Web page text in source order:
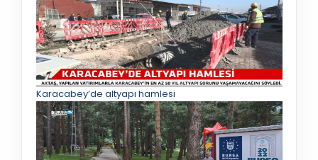
Karacabey’de altyapı hamlesi